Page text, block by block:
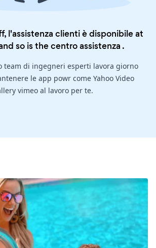
l'assistenza clienti è disponibile at
so is thecentro assistenza .
team di ingegneri esperti lavora giorno
le app powr come Yahoo Video
vimeo al lavoro per te.